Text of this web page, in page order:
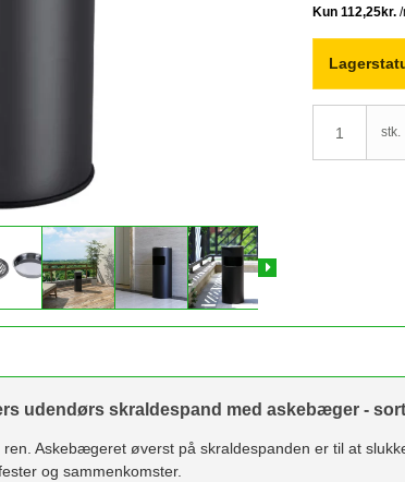
stk.
udendørs skraldespand med askebæger - sort
Askebægeret øverst på skraldespanden er til at
og sammenkomster.